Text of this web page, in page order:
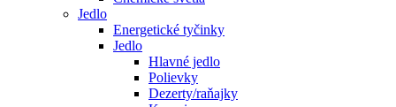
Jedlo
Energetické tyčinky
Jedlo
Hlavné jedlo
Polievky
Dezerty/raňajky